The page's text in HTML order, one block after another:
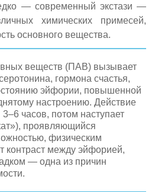
— современный экстази —
химических примесей,
основного вещества.
веществ (ПАВ) вызывает
гормона счастья,
эйфории, повышенной
настроению. Действие
3–6 часов, потом наступает
проявляющийся
физическим
контраст между эйфорией,
— одна из причин